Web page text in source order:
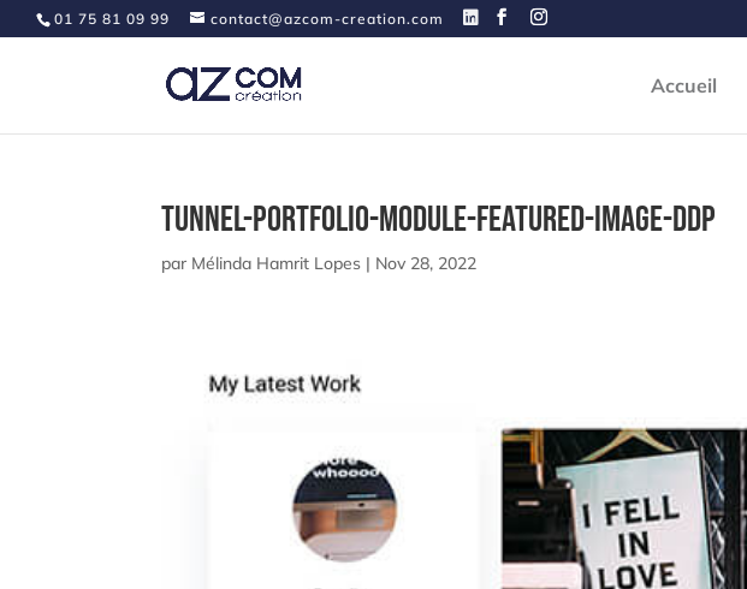
01 75 81 09 99 contact@azcom-creation.com
Accueil
Tunnel-Portfolio-Module-featured-image-ddp
par Mélinda Hamrit Lopes | Nov 28, 2022